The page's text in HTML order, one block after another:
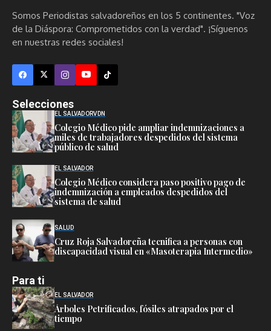
Somos Periodistas salvadoreños en los 5 continentes. "Voz
de la Diáspora: Comprometidos con la verdad". ¡Síguenos
en nuestras redes sociales!
Selecciones
EL SALVADORVDN
Colegio Médico pide ampliar indemnizaciones a
miles de trabajadores despedidos del sistema
público de salud
EL SALVADOR
Colegio Médico considera paso positivo pago de
indemnización a empleados despedidos del
sistema de salud
SALUD
Cruz Roja Salvadoreña tecnifica a personas con
discapacidad visual en «Masoterapia Intermedio»
Para ti
EL SALVADOR
Árboles Petrificados, fósiles atrapados por el
tiempo